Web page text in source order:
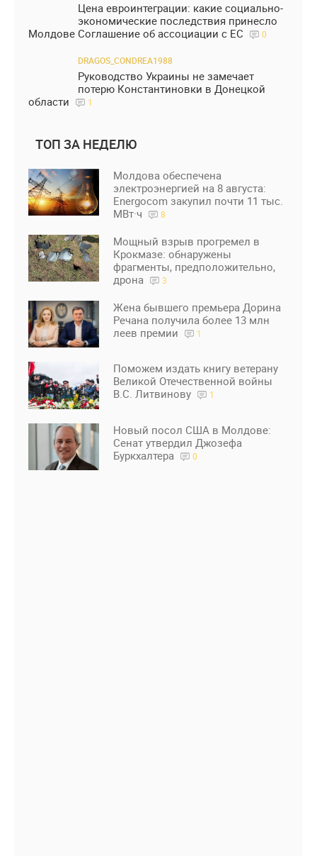
Цена евроинтеграции: какие социально-
экономические последствия принесло
Молдове Соглашение об ассоциации с ЕС
0
DRAGOS_CONDREA1988
Руководство Украины не замечает
потерю Константиновки в Донецкой
области
1
ТОП ЗА НЕДЕЛЮ
Молдова обеспечена
электроэнергией на 8 августа:
Energocom закупил почти 11 тыс.
МВт·ч
8
Мощный взрыв прогремел в
Крокмазе: обнаружены
фрагменты, предположительно,
дрона
3
Жена бывшего премьера Дорина
Речана получила более 13 млн
леев премии
1
Поможем издать книгу ветерану
Великой Отечественной войны
В.С. Литвинову
1
Новый посол США в Молдове:
Сенат утвердил Джозефа
Буркхалтера
0